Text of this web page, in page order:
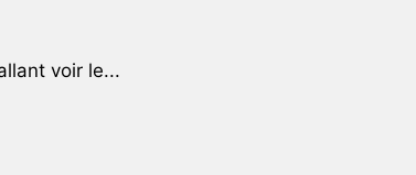
voir le...